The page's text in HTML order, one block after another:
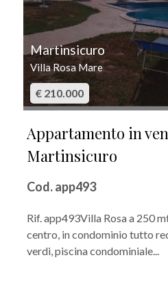
Martinsicuro
Villa Rosa Mare
€ 210.000
Appartamento in
Martinsicuro
Cod. app493
Rif. app493Villa Rosa a 250
centro, in condominio tutto
verdi, piscina condominiale...